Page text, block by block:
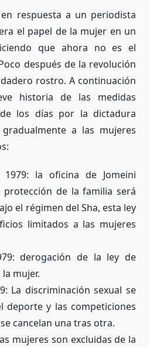
respuesta a un periodista
el papel de la mujer en un
que ahora no es el
después de la revolución
rostro. A continuación
historia de las medidas
los días por la dictadura
a las mujeres
la oficina de Jomeini
de la familia será
el régimen del Sha, esta ley
limitados a las mujeres
derogación de la ley de
mujer.
La discriminación sexual se
deporte y las competiciones
cancelan una tras otra.
mujeres son excluidas de la